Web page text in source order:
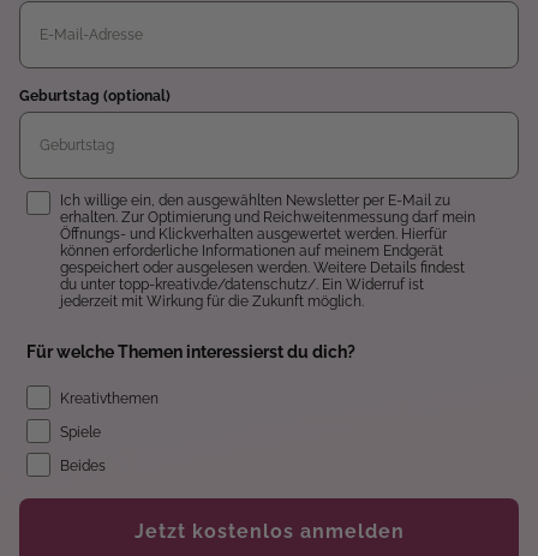
Geburtstag (optional)
Einwilligung
Ich willige ein, den ausgewählten Newsletter per E-Mail zu
erhalten. Zur Optimierung und Reichweitenmessung darf mein
Öffnungs- und Klickverhalten ausgewertet werden. Hierfür
können erforderliche Informationen auf meinem Endgerät
gespeichert oder ausgelesen werden. Weitere Details findest
du unter topp-kreativ.de/datenschutz/. Ein Widerruf ist
jederzeit mit Wirkung für die Zukunft möglich.
Für welche Themen interessierst du dich?
Kreativthemen
Spiele
Beides
Jetzt kostenlos anmelden